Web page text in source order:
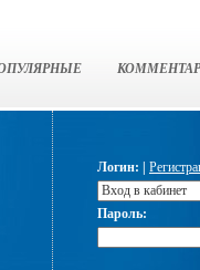
Логин: |
Пароль: